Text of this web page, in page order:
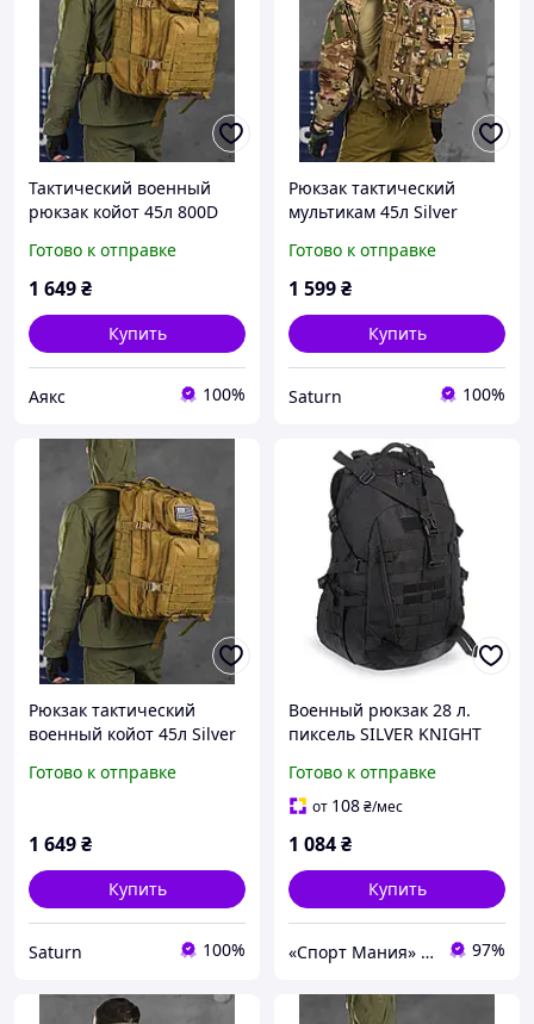
Тактический военный
рюкзак койот 45л 800D
армейский городской
вместительный рюкзак
Готово к отправке
1 649₴
Купить
Аякс 100%
Рюкзак тактический
мультикам 45л Silver
штурмовой рюкзак
камуфляж вместительный
Готово к отправке
1 599₴
Купить
Saturn 100%
Рюкзак тактический
военный койот 45л Silver
вместительный рюкзак
Готово к отправке
1 649₴
Купить
Saturn 100%
Военный рюкзак 28 л.
пиксель SILVER KNIGHT
/ тактический рюкзак
черный
Готово к отправке
от 108₴/мес
1 084₴
Купить
«Спорт Мания» магазин спортивных товаров 97%